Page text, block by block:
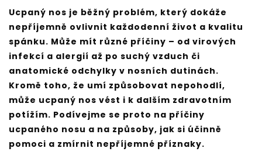
Ucpaný nos je běžný problém, který dokáže
nepříjemně ovlivnit každodenní život a kvalitu
spánku. Může mít různé příčiny – od virových
infekcí a alergií až po suchý vzduch či
anatomické odchylky v nosních dutinách.
Kromě toho, že umí způsobovat nepohodlí,
může ucpaný nos vést i k dalším zdravotním
potížím. Podívejme se proto na příčiny
ucpaného nosu a na způsoby, jak si účinně
pomoci a zmírnit nepříjemné příznaky.